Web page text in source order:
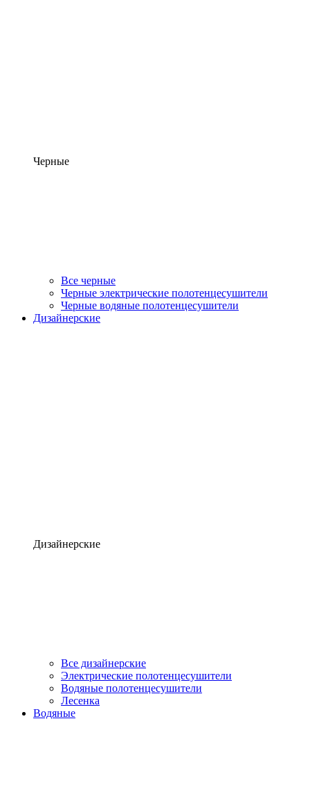
Черные
Все черные
Черные электрические полотенцесушители
Черные водяные полотенцесушители
Дизайнерские
Дизайнерские
Все дизайнерские
Электрические полотенцесушители
Водяные полотенцесушители
Лесенка
Водяные